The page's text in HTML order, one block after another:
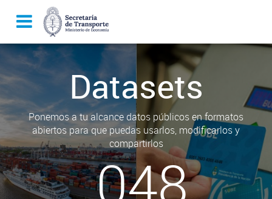
Datasets
Ponemos a tu alcance datos públicos en formatos
abiertos para que puedas usarlos, modificarlos y
compartirlos
048